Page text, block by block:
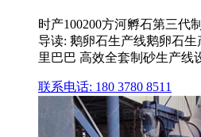
时产100200方河孵石第三代
导读: 鹅卵石生产线鹅卵石
里巴巴 高效全套制砂生产线
联系电话: 180 3780 8511